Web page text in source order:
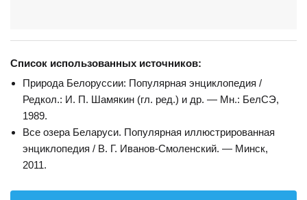
Список использованных источников:
Природа Белоруссии: Популярная энциклопедия /
Редкол.: И. П. Шамякин (гл. ред.) и др. — Мн.: БелСЭ,
1989.
Все озера Беларуси. Популярная иллюстрированная
энциклопедия / В. Г. Иванов-Смоленский. — Минск,
2011.